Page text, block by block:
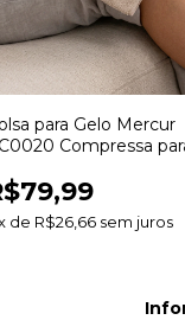
para Gelo Mercur
Compressa
de R$26,66 sem juros